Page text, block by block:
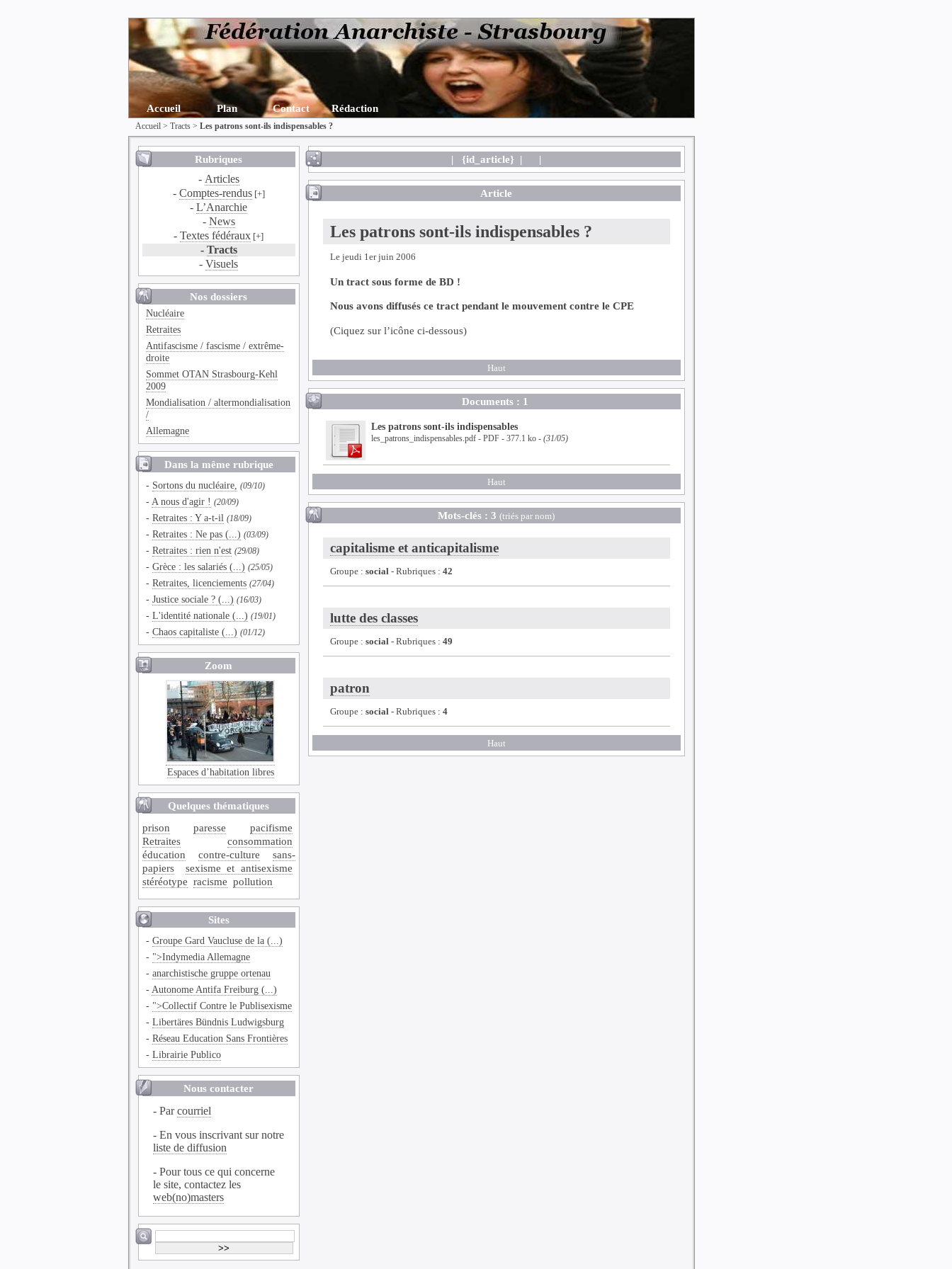
Accueil Plan Contact Rédaction
Accueil> Tracts> Les patrons sont-ils indispensables ?
Rubriques
- Articles
- Comptes-rendus[+]
-L’Anarchie
- News
-Textes fédéraux [+]
- Tracts
-Visuels
Nos dossiers
Nucléaire
Retraites
Antifascisme / fascisme / extrême-
droite
Sommet OTAN Strasbourg-Kehl
2009
Mondialisation / altermondialisation
/
Allemagne
Dans la même rubrique
- Sortons du nucléaire, (09/10)
- A nous d'agir ! (20/09)
- Retraites : Y a-t-il (18/09)
- Retraites : Ne pas (...) (03/09)
- Retraites : rien n'est (29/08)
- Grèce : les salariés (...) (25/05)
- Retraites, licenciements (27/04)
- Justice sociale ? (...) (16/03)
- L'identité nationale (...) (19/01)
- Chaos capitaliste (...) (01/12)
Zoom
Espaces d’habitation libres
Quelques thématiques
prison
paresse
pacifisme
Retraites
consommation
éducation
contre-culture
sans-
papiers
sexisme et antisexisme
stéréotype racisme pollution
Sites
- Groupe Gard Vaucluse de la (...)
- ">Indymedia Allemagne
- anarchistische gruppe ortenau
- Autonome Antifa Freiburg (...)
- ">Collectif Contre le Publisexisme
- Libertäres Bündnis Ludwigsburg
- Réseau Education Sans Frontières
- Librairie Publico
Nous contacter
- Parcourriel
- En vous inscrivant sur notre
liste de diffusion
- Pour tous ce qui concerne
le site, contactez les
web(no)masters
| {id_article} | |
Article
Les patrons sont-ils indispensables ?
Le jeudi 1er juin 2006
Un tract sous forme de BD !
Nous avons diffusés ce tract pendant le mouvement contre le CPE
(Ciquez sur l’icône ci-dessous)
Haut
Documents : 1
Les patrons sont-ils indispensables
les_patrons_indispensables.pdf - PDF - 377.1 ko- (31/05)
Haut
Mots-clés : 3(triés par nom)
capitalisme et anticapitalisme
Groupe : social - Rubriques : 42
lutte des classes
Groupe : social - Rubriques : 49
patron
Groupe : social - Rubriques : 4
Haut